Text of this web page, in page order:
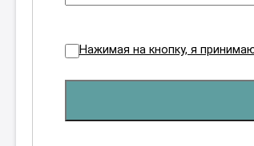
Нажимая на кнопку, я